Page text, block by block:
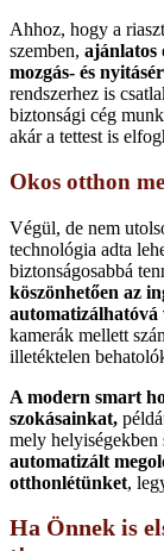
Ahhoz, hogy a
szemben, ajánlatos
mozgás- és
rendszerhez is
biztonsági cég
akár a tettest is
Okos otthon
Végül, de nem
technológia adta
biztonságosabbá
köszönhetően az
automatizálhatóvá
kamerák mellett
illetéktelen
A modern smart
szokásainkat,
mely
automatizált
otthonlétünket,
Ha Önnek is